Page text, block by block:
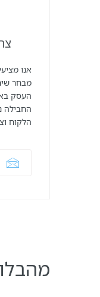
אנו
מבחר
העסק
החבילה
הלקוח